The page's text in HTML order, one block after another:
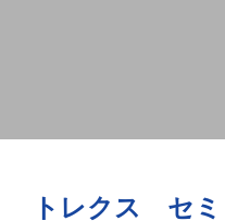
トレクス セ